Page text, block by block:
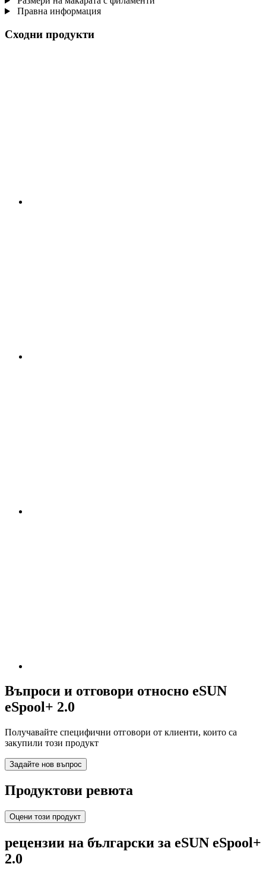
Правна информация
Сходни продукти
Въпроси и отговори относно eSUN
eSpool+ 2.0
Получавайте специфични отговори от клиенти, които са
закупили този продукт
Задайте нов въпрос
Продуктови ревюта
Оцени този продукт
рецензии на български за eSUN eSpool+
2.0